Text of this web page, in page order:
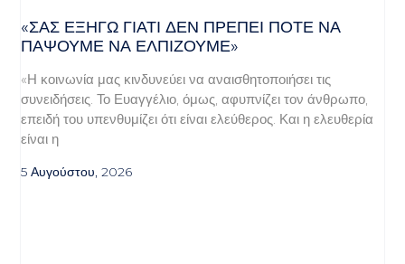
«ΣΑΣ ΕΞΗΓΏ ΓΙΑΤΊ ΔΕΝ ΠΡΈΠΕΙ ΠΟΤΈ ΝΑ
ΠΆΨΟΥΜΕ ΝΑ ΕΛΠΊΖΟΥΜΕ»
«Η κοινωνία μας κινδυνεύει να αναισθητοποιήσει τις
συνειδήσεις. Το Ευαγγέλιο, όμως, αφυπνίζει τον άνθρωπο,
επειδή του υπενθυμίζει ότι είναι ελεύθερος. Και η ελευθερία
είναι η
5 Αυγούστου, 2026